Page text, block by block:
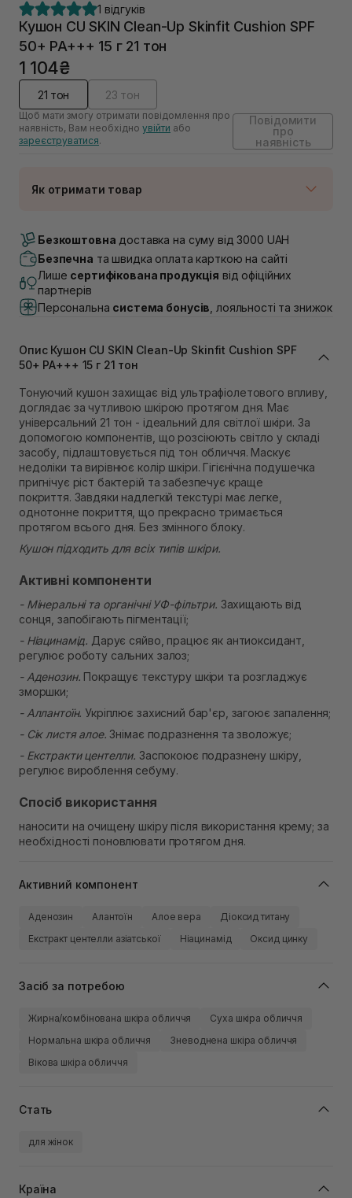
1 відгуків
Кушон CU SKIN Clean-Up Skinfit Cushion SPF
50+ PA+++ 15 г 21 тон
1 104₴
21 тон 23 тон
Щоб мати змогу отримати повідомлення про
наявність, Вам необхідно увійти або
зареєструватися.
Повідомити
про
наявність
Як отримати товар
Немає в наявності!
Немає в наявності!
Самовивіз м. Львів, вул. Академіка Підстригача, 1В
(Duck’s Lake)
Немає в наявності!
Самовивіз м. Львів, вул. Степана Бандери 45
Немає в наявності!
Самовивіз м. Рівне, вул. 16-го Липня, 15
Немає в наявності!
Самовивіз м. Рівне, вул. Кулика і Гудачека 23 (ТЦ
Екватор)
Немає в наявності!
Безкоштовна доставка на суму від 3000 UAH
Безпечна та швидка оплата карткою на сайті
Лише сертифікована продукція від офіційних
партнерів
Персональна система бонусів , лояльності та знижок
Опис Кушон CU SKIN Clean-Up Skinfit Cushion SPF
50+ PA+++ 15 г 21 тон
Тонуючий кушон захищає від ультрафіолетового впливу,
доглядає за чутливою шкірою протягом дня. Має
універсальний 21 тон - ідеальний для світлої шкіри. За
допомогою компонентів, що розсіюють світло у складі
засобу, підлаштовується під тон обличчя. Маскує
недоліки та вирівнює колір шкіри. Гігієнічна подушечка
пригнічує ріст бактерій та забезпечує краще
покриття. Завдяки надлегкій текстурі має легке,
однотонне покриття, що прекрасно тримається
протягом всього дня. Без змінного блоку.
Кушон підходить для всіх типів шкіри.
Активні компоненти
- Мінеральні та органічні УФ-фільтри. Захищають від
сонця, запобігають пігментації;
- Ніацинамід. Дарує сяйво, працює як антиоксидант,
регулює роботу сальних залоз;
- Аденозин. Покращує текстуру шкіри та розгладжує
зморшки;
- Аллантоїн. Укріплює захисний бар'єр, загоює запалення;
- Сік листя алое. Знімає подразнення та зволожує;
- Екстракти центелли. Заспокоює подразнену шкіру,
регулює вироблення себуму.
Спосіб використання
наносити на очищену шкіру після використання крему; за
необхідності поновлювати протягом дня.
Активний компонент
Аденозин Алантоїн Алое вера
Діоксид титану
Екстракт центелли азіатської
Ніацинамід Оксид цинку
Засіб за потребою
Жирна/комбінована шкіра обличчя
Суха шкіра обличчя
Нормальна шкіра обличчя
Зневоднена шкіра обличчя
Вікова шкіра обличчя
Стать
для жінок
Країна